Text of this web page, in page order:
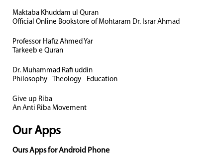
Maktaba Khuddam ul Quran
Official Online Bookstore of Mohtaram Dr. Israr Ahmad
Professor Hafiz Ahmed Yar
Tarkeeb e Quran
Dr. Muhammad Rafi uddin
Philosophy - Theology - Education
Give up Riba
An Anti Riba Movement
Our Apps
Ours Apps for Android Phone